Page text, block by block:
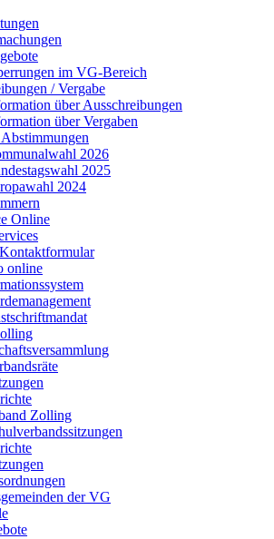
im VG-Bereich
/ Vergabe
über Ausschreibungen
über Vergaben
2026
2025
2024
Online
online
Zolling
der VG